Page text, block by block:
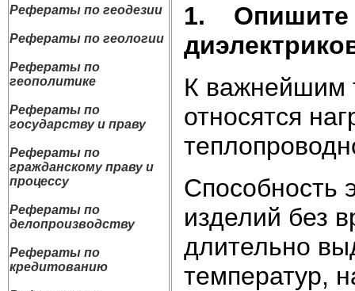
Рефераты по геодезии
Рефераты по геологии
Рефераты по
геополитике
Рефераты по
государству и праву
Рефераты по
гражданскому праву и
процессу
Рефераты по
делопроизводству
Рефераты по
кредитованию
1. Опишите
К важнейшим
относятся
Способность
изделий без
длительно
температур,